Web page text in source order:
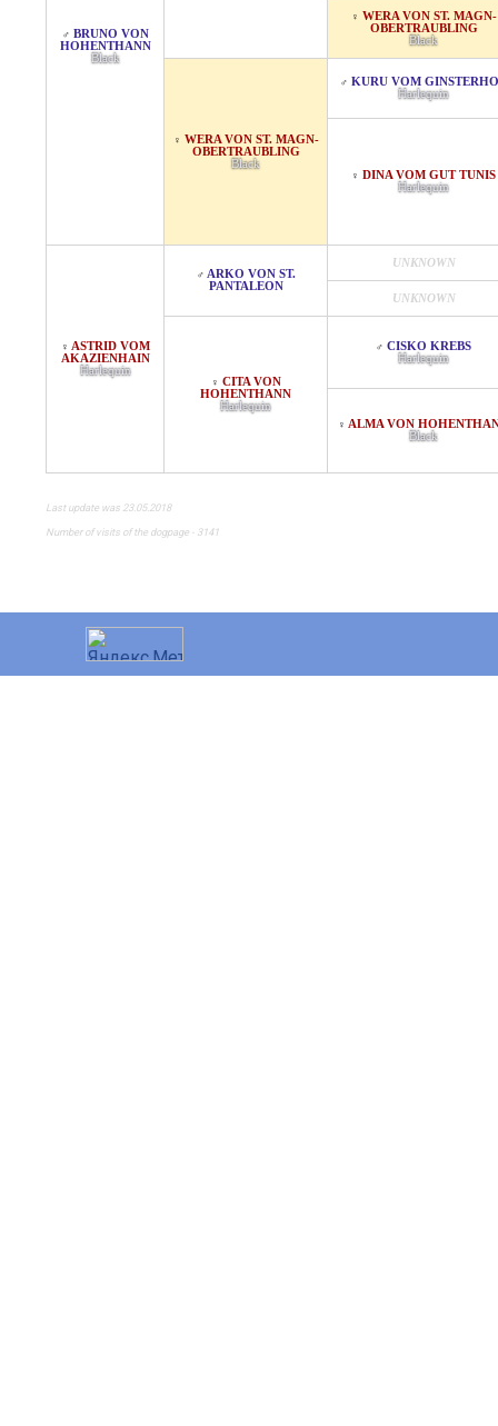
♂ BRUNO VON
HOHENTHANN
Black
♀ WERA VON ST. MAGN-
OBERTRAUBLING
Black
♀ WERA VON ST. MAGN-
OBERTRAUBLING
Black
♂ KURU VOM
Harlequin
♀ DINA VOM GUT TUNIS
Harlequin
♀ ASTRID VOM
AKAZIENHAIN
Harlequin
♂ ARKO VON ST.
PANTALEON
UNKNOWN
UNKNOWN
♀ CITA VON
HOHENTHANN
Harlequin
♂ CISKO KREBS
Harlequin
♀ ALMA VON
Black
Last update was 23.05.2018
Number of visits of the dogpage - 3141